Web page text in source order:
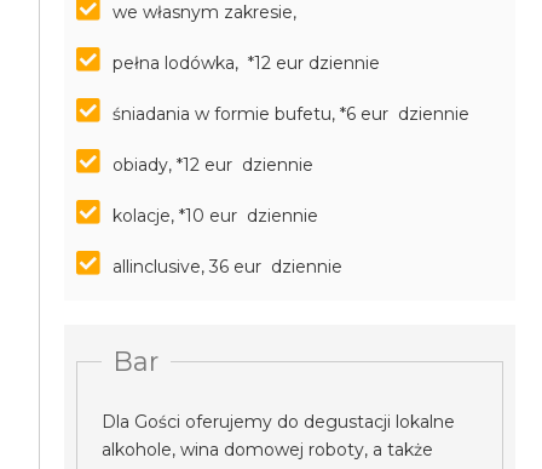
we własnym zakresie,
pełna lodówka, *12 eur dziennie
śniadania w formie bufetu, *6 eur dziennie
obiady, *12 eur dziennie
kolacje, *10 eur dziennie
allinclusive, 36 eur dziennie
Bar
Dla Gości oferujemy do degustacji lokalne
alkohole, wina domowej roboty, a także